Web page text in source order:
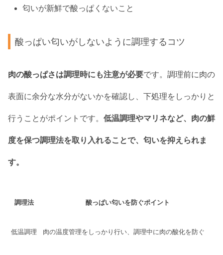
匂いが新鮮で酸っぱくないこと
酸っぱい匂いがしないように調理するコツ
肉の酸っぱさは調理時にも注意が必要です。調理前に肉の
表面に余分な水分がないかを確認し、下処理をしっかりと
行うことがポイントです。 低温調理やマリネなど、肉の鮮
度を保つ調理法を取り入れることで、匂いを抑えられま
す。
調理法 酸っぱい匂いを防ぐポイント
低温調理 肉の温度管理をしっかり行い、調理中に肉の酸化を防ぐ